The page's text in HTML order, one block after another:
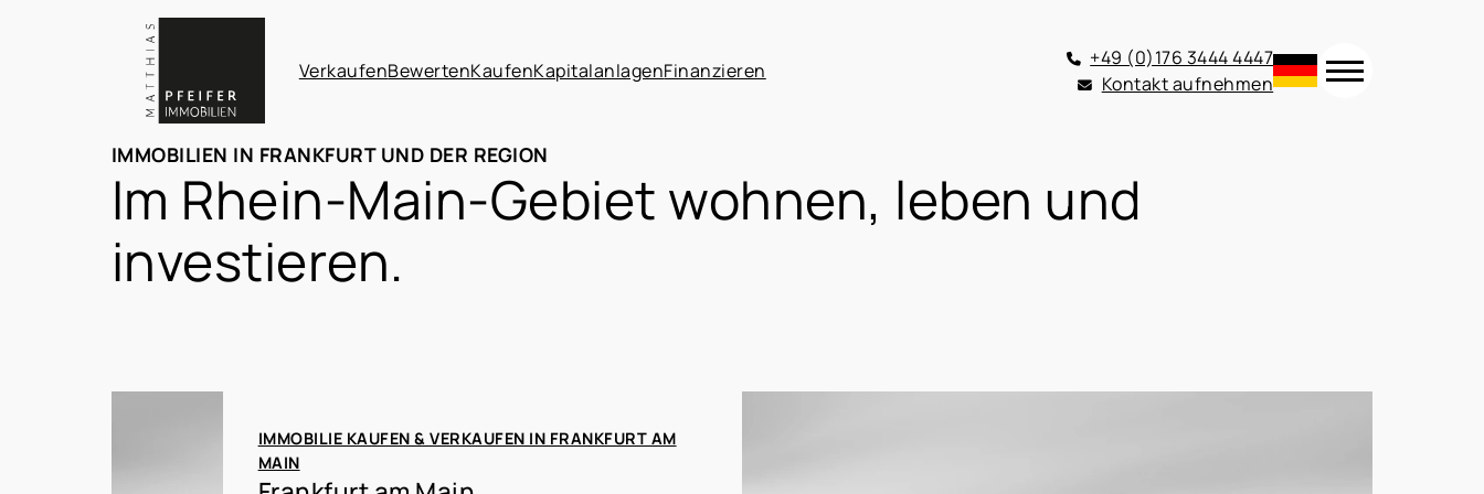
VerkaufenBewertenKaufenKapitalanlagenFinanzieren
+49 (0)176 3444 4447
Kontakt aufnehmen
IMMOBILIEN IN FRANKFURT UND DER REGION
Im Rhein-Main-Gebiet wohnen, leben und
investieren.
IMMOBILIE KAUFEN & VERKAUFEN IN FRANKFURT AM
MAIN